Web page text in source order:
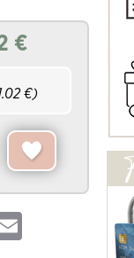
€
€)
Email